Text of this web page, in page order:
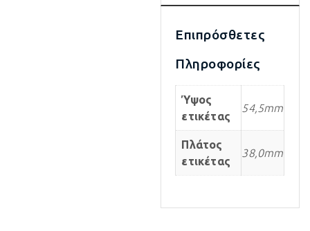
Επιπρόσθετες
Πληροφορίες
Ύψος
ετικέτας
54,5mm
Πλάτος
ετικέτας
38,0mm